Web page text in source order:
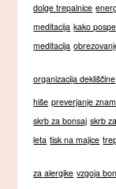
dolge trepalnice
meditacija kako
meditacija
organizacija dekliščine
hiše preverjanje
skrb za bonsaj skrb
leta tisk na majice
za alergike vzgoja